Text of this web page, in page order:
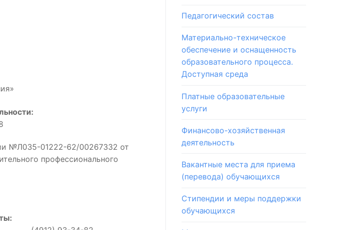
№Л035-01222-62/00267332 от
профессионального
Педагогический состав
Материально-техническое
обеспечение и оснащенность
образовательного процесса.
Доступная среда
Платные образовательные
услуги
Финансово-хозяйственная
деятельность
Вакантные места для приема
(перевода) обучающихся
Стипендии и меры поддержки
обучающихся